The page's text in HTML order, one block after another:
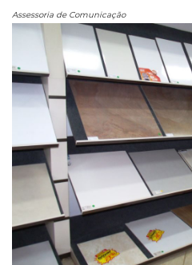
Assessoria de Comunicação